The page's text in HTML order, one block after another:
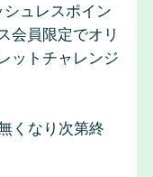
ュレスポイン
会員限定でオリ
ットチャレンジ
くなり次第終